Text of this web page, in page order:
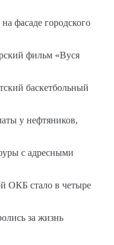
фасаде городского
фильм «Вуся
баскетбольный
у нефтяников,
с адресными
ОКБ стало в четыре
за жизнь